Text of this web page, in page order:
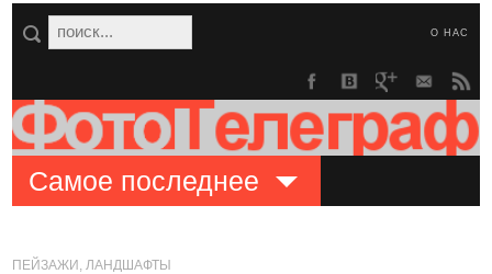
О НАС
Самое последнее
ПЕЙЗАЖИ, ЛАНДШАФТЫ